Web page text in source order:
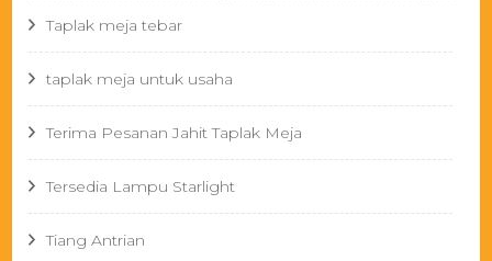
Taplak meja tebar
taplak meja untuk usaha
Terima Pesanan Jahit Taplak Meja
Tersedia Lampu Starlight
Tiang Antrian